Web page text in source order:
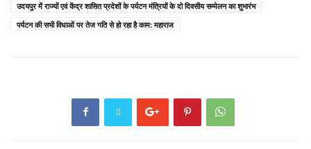
उदयपुर में राज्यों एवं केंद्र शासित प्रदेशों के पर्यटन मंत्रियों के दो दिवसीय सम्मेलन का शुभारंभ
पर्यटन की सभी विधाओं पर तेज गति से हो रहा है काम: महाराज